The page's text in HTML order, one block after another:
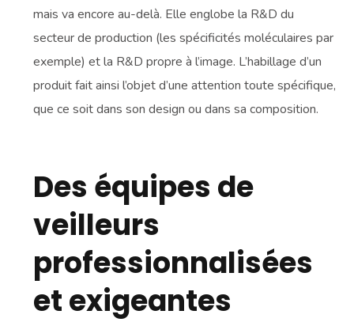
mais va encore au-delà. Elle englobe la R&D du
secteur de production (les spécificités moléculaires par
exemple) et la R&D propre à l’image. L’habillage d’un
produit fait ainsi l’objet d’une attention toute spécifique,
que ce soit dans son design ou dans sa composition.
Des équipes de
veilleurs
professionnalisées
et exigeantes